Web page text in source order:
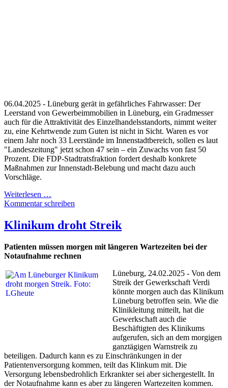
06.04.2025 - Lüneburg gerät in gefährliches Fahrwasser: Der
Leerstand von Gewerbeimmobilien in Lüneburg, ein Gradmesser
auch für die Attraktivität des Einzelhandelsstandorts, nimmt weiter
zu, eine Kehrtwende zum Guten ist nicht in Sicht. Waren es vor
einem Jahr noch 33 Leerstände im Innenstadtbereich, sollen es laut
"Landeszeitung" jetzt schon 47 sein – ein Zuwachs von fast 50
Prozent. Die FDP-Stadtratsfraktion fordert deshalb konkrete
Maßnahmen zur Innenstadt-Belebung und macht dazu auch
Vorschläge.
Weiterlesen …
Kommentar schreiben
Klinikum droht Streik
Patienten müssen morgen mit längeren Wartezeiten bei der
Notaufnahme rechnen
Lüneburg, 24.02.2025 - Von dem
Streik der Gewerkschaft Verdi
könnte morgen auch das Klinikum
Lüneburg betroffen sein. Wie die
Klinikleitung mitteilt, hat die
Gewerkschaft auch die
Beschäftigten des Klinikums
aufgerufen, sich an dem morgigen
ganztägigen Warnstreik zu
beteiligen. Dadurch kann es zu Einschränkungen in der
Patientenversorgung kommen, teilt das Klinkum mit. Die
Versorgung lebensbedrohlich Erkrankter sei aber sichergestellt. In
der Notaufnahme kann es aber zu längeren Wartezeiten kommen.